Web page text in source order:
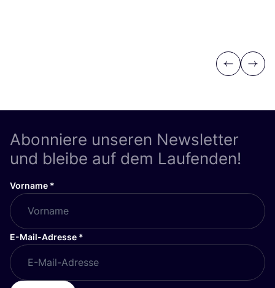
Previous
Next
Abonniere unseren Newsletter
und bleibe auf dem Laufenden!
Vorname *
E-Mail-Adresse *